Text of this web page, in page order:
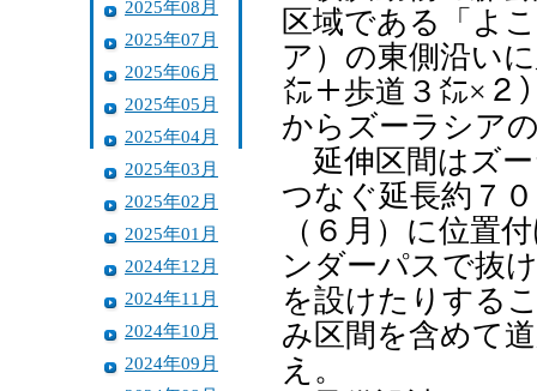
2025年08月
2025年07月
2025年06月
2025年05月
2025年04月
2025年03月
2025年02月
2025年01月
2024年12月
2024年11月
2024年10月
2024年09月
区域である「よ
ア）の東側沿い
㍍＋歩道３㍍×２
からズーラシア
延伸区間はズー
つなぐ延長約７
（６月）に位置
ンダーパスで抜
を設けたりする
み区間を含めて
え。